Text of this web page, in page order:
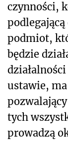
czynności,
podmiot,
będzie
ustawie,
tych
prowadzą